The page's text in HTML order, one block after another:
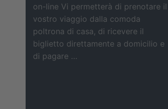
on-line Vi permetterà di prenotare il
vostro viaggio dalla comoda
poltrona di casa, di ricevere il
biglietto direttamente a domicilio e
di pagare …